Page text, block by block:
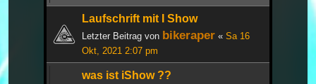
Laufschrift mit I Show
Letzter Beitrag von bikeraper « Sa 16
Okt, 2021 2:07 pm
was ist iShow ??